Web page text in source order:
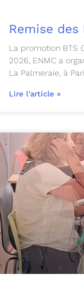
Remise des
La promotion BTS
2026, ENMC a
La Palmeraie, à
Lire l'article »